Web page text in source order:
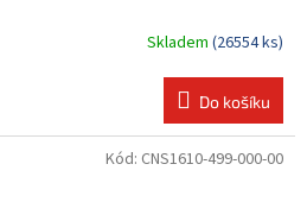
Skladem (26554 ks)
Do košíku
Kód: CNS1610-499-000-00